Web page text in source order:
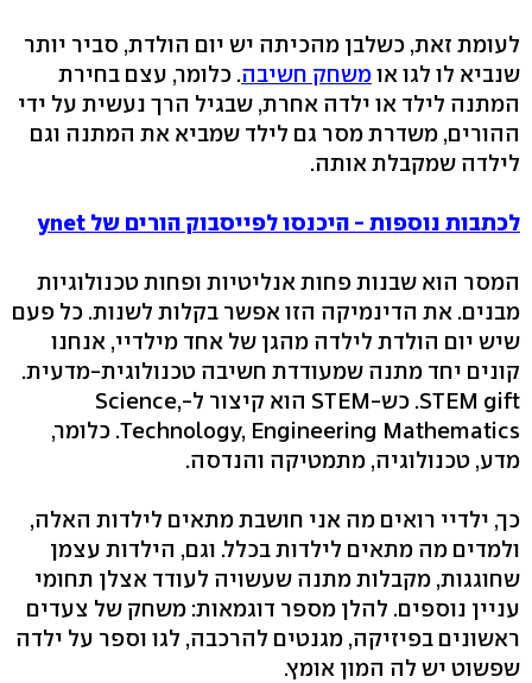
לעומת זאת, כשלבן מהכיתה יש יום הולדת, סביר יותר
שנביא לו לגו אומשחק חשיבה. כלומר, עצם בחירת
המתנה לילד או ילדה אחרת, שבגיל הרך נעשית על ידי
ההורים, משדרת מסר גם לילד שמביא את המתנה וגם
לילדה שמקבלת אותה.
לכתבות נוספות - היכנסו לפייסבוק הורים של ynet
המסר הוא שבנות פחות אנליטיות ופחות טכנולוגיות
מבנים. את הדינמיקה הזו אפשר בקלות לשנות. כל פעם
שיש יום הולדת לילדה מהגן של אחד מילדיי, אנחנו
קונים יחד מתנה שמעודדת חשיבה טכנולוגית-מדעית.
STEM gift. כש-STEM הוא קיצור ל-Science,
Technology, Engineering Mathematics. כלומר,
מדע, טכנולוגיה, מתמטיקה והנדסה.
כך, ילדיי רואים מה אני חושבת מתאים לילדות האלה,
ולמדים מה מתאים לילדות בכלל. וגם, הילדות עצמן
שחוגגות, מקבלות מתנה שעשויה לעודד אצלן תחומי
עניין נוספים. להלן מספר דוגמאות: משחק של צעדים
ראשונים בפיזיקה, מגנטים להרכבה, לגו וספר על ילדה
שפשוט יש לה המון אומץ.